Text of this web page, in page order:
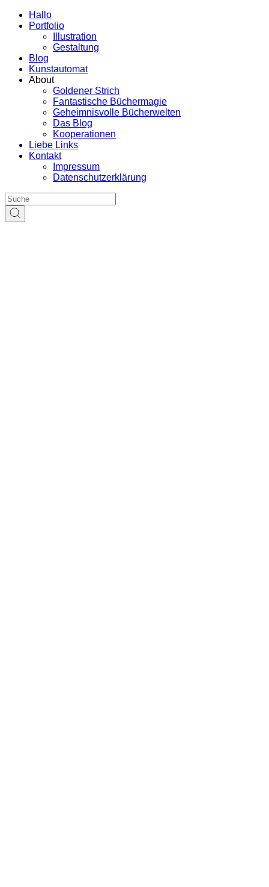
Hallo
Portfolio
Illustration
Gestaltung
Blog
Kunstautomat
About
Goldener Strich
Fantastische Büchermagie
Geheimnisvolle Bücherwelten
Das Blog
Kooperationen
Liebe Links
Kontakt
Impressum
Datenschutzerklärung